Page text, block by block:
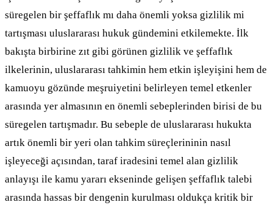
süregelen bir şeffaflık mı daha önemli yoksa gizlilik mi
tartışması uluslararası hukuk gündemini etkilemekte. İlk
bakışta birbirine zıt gibi görünen gizlilik ve şeffaflık
ilkelerinin, uluslararası tahkimin hem etkin işleyişini hem de
kamuoyu gözünde meşruiyetini belirleyen temel etkenler
arasında yer almasının en önemli sebeplerinden birisi de bu
süregelen tartışmadır. Bu sebeple de uluslararası hukukta
artık önemli bir yeri olan tahkim süreçlerininin nasıl
işleyeceği açısından, taraf iradesini temel alan gizlilik
anlayışı ile kamu yararı ekseninde gelişen şeffaflık talebi
arasında hassas bir dengenin kurulması oldukça kritik bir